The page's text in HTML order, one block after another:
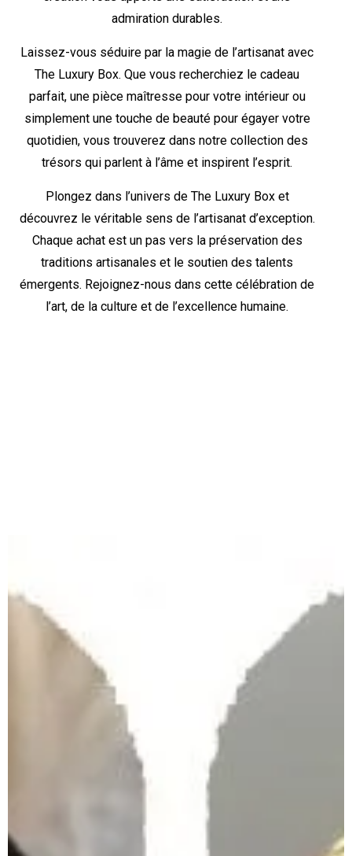
admiration durables.
Laissez-vous séduire par la magie de l’artisanat avec
The Luxury Box. Que vous recherchiez le cadeau
parfait, une pièce maîtresse pour votre intérieur ou
simplement une touche de beauté pour égayer votre
quotidien, vous trouverez dans notre collection des
trésors qui parlent à l’âme et inspirent l’esprit.
Plongez dans l’univers de The Luxury Box et
découvrez le véritable sens de l’artisanat d’exception.
Chaque achat est un pas vers la préservation des
traditions artisanales et le soutien des talents
émergents. Rejoignez-nous dans cette célébration de
l’art, de la culture et de l’excellence humaine.